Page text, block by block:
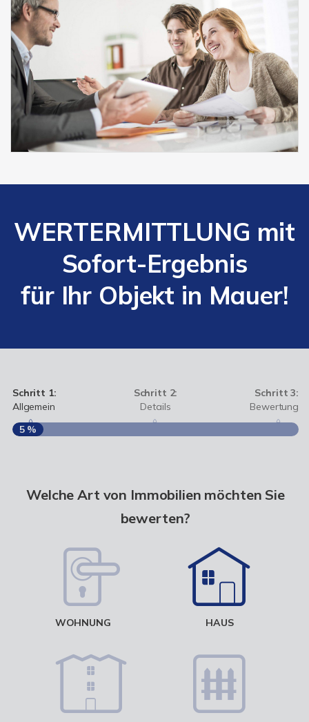
WERTERMITTLUNG mit
Sofort-Ergebnis
für Ihr Objekt in Mauer!
Schritt 1:
Allgemein
Schritt 2:
Details
Schritt 3:
Bewertung
5 %
Welche Art von Immobilien möchten Sie
bewerten?
WOHNUNG HAUS